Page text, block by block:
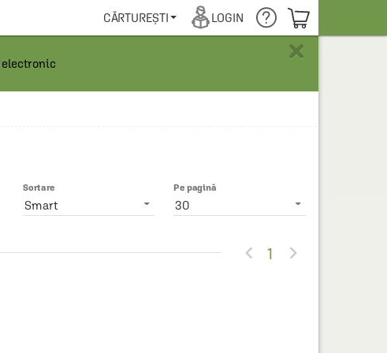
CĂRTUREȘTI LOGIN COȘUL TĂU
×
electronic
Pe pagină
30
Sortare
Smart
 1 